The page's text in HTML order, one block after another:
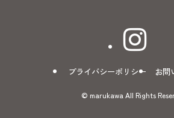
プライバシーポリシー お問
© marukawa All Rights